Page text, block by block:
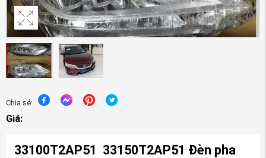
Chia sẻ:
Giá:
33100T2AP51 33150T2AP51 Đèn pha